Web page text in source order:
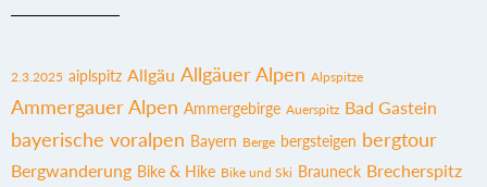
2.3.2025 aiplspitz Allgäu Allgäuer Alpen Alpspitze
Ammergauer Alpen Ammergebirge Auerspitz Bad Gastein
bayerische voralpen Bayern Berge bergsteigen bergtour
Bergwanderung Bike & Hike Bike und Ski Brauneck Brecherspitz